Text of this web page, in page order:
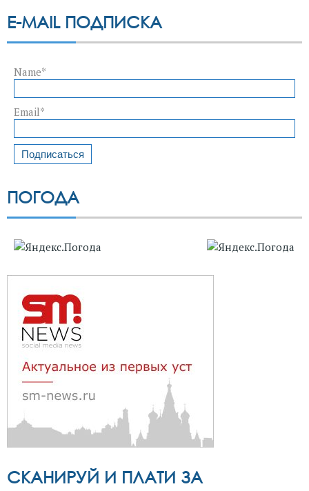
E-MAIL ПОДПИСКА
Name*
Email*
ПОГОДА
СКАНИРУЙ И ПЛАТИ ЗА